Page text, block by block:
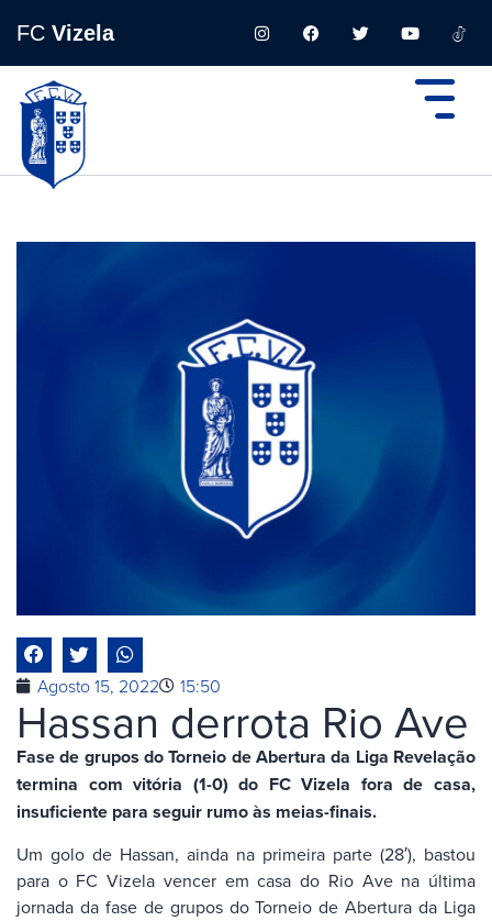
FC Vizela
Agosto 15, 2022 15:50
Hassan derrota Rio Ave
Fase de grupos do Torneio de Abertura da Liga Revelação
termina com vitória (1-0) do FC Vizela fora de casa,
insuficiente para seguir rumo às meias-finais.
Um golo de Hassan, ainda na primeira parte (28′), bastou
para o FC Vizela vencer em casa do Rio Ave na última
jornada da fase de grupos do Torneio de Abertura da Liga